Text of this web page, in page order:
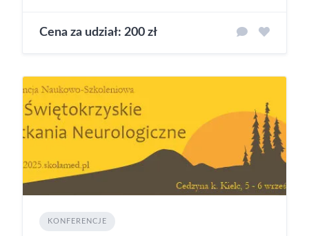
Cena za udział: 200 zł
KONFERENCJE